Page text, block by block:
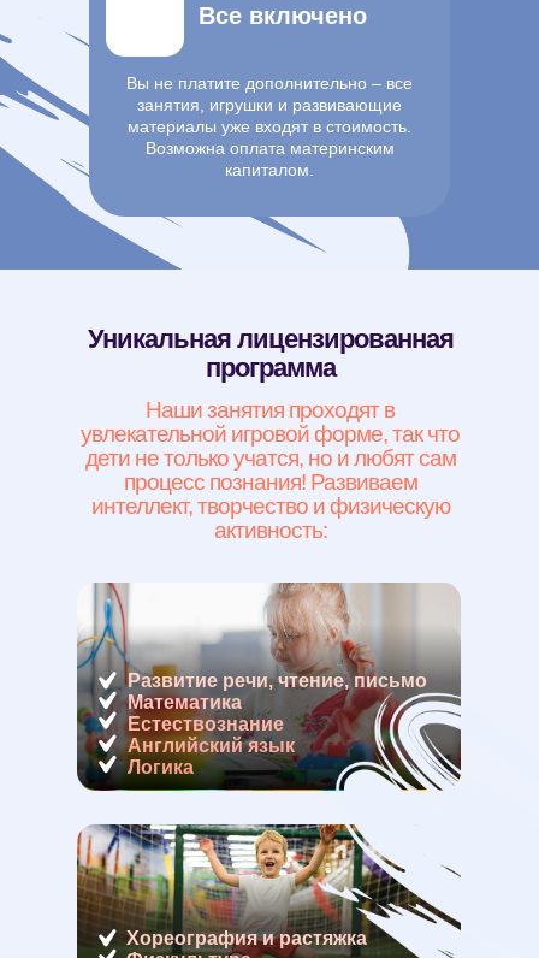
Вы не платите дополнительно – все
занятия, игрушки и развивающие
материалы уже входят в стоимость.
Возможна оплата материнским
капиталом.
Все включено
Уникальная лицензированная
программа
Наши занятия проходят в
увлекательной игровой форме, так что
дети не только учатся, но и любят сам
процесс познания! Развиваем
интеллект, творчество и физическую
активность:
Развитие речи, чтение, письмо
Математика
Естествознание
Английский язык
Логика
Хореография и растяжка